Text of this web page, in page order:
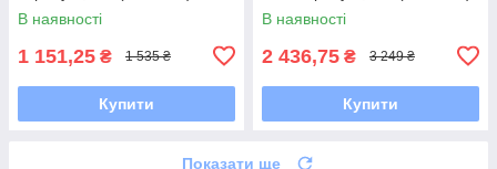
розмір
В наявності
1 151,25 ₴ 1 535 ₴
Купити
1720 розмір
В наявності
2 436,75 ₴ 3 249 ₴
Купити
Показати ще